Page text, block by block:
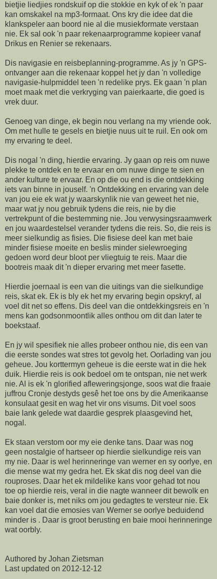
bietjie liedjies rondskuif op die stokkie en kyk of ek 'n paar
kan omskakel na mp3-formaat. Ons kry die idee dat die
klankspeler aan boord nie al die musiekformate verstaan
nie. Ek sal ook 'n paar rekenaarprogramme kopieer vanaf
Drikus en Renier se rekenaars.
Dis navigasie en reisbeplanning-programme. As jy 'n GPS-
ontvanger aan die rekenaar koppel het jy dan 'n volledige
navigasie-hulpmiddel teen 'n redelike prys. Ek gaan 'n plan
moet maak met die verkryging van paierkaarte, die goed is
vrek duur.
Genoeg van dinge, ek begin nou verlang na my vriende ook.
Om met hulle te gesels en bietjie nuus uit te ruil. En ook om
my ervaring te deel.
Dis nogal 'n ding, hierdie ervaring. Jy gaan op reis om nuwe
plekke te ontdek en te ervaar en om nuwe dinge te sien en
ander kulture te ervaar. En op die ou end is die ontdekking
iets van binne in jouself. 'n Ontdekking en ervaring van dele
van jou eie ek wat jy waarskynlik nie van geweet het nie,
maar wat jy nou gebruik tydens die reis, nie by die
vertrekpunt of die bestemming nie. Jou verwysingsraamwerk
en jou waardestelsel verander tydens die reis. So, die reis is
meer sielkundig as fisies. Die fisiese deel kan met baie
minder fisiese moeite en beslis minder sielewroeging
gedoen word deur bloot per vliegtuig te reis. Maar die
bootreis maak dit 'n dieper ervaring met meer fasette.
Hierdie joernaal is een van die uitings van die sielkundige
reis, skat ek. Ek is bly ek het my ervaring begin opskryf, al
voel dit net so effens. Dis deel van die ontdekkingsreis en 'n
mens kan godsonmoontlik alles onthou om dit dan later te
boekstaaf.
En jy wil spesifiek nie alles probeer onthou nie, dis een van
die eerste sondes wat stres tot gevolg het. Oorlading van jou
geheue. Jou korttermyn geheue is die eerste wat in die hek
duik. Hierdie reis is ook bedoel om te ontspan, nie net werk
nie. Al is ek 'n glorified afleweringsjonge, soos wat die fraaie
juffrou Cronje destyds gesê het toe ons by die Amerikaanse
konsulaat gesit en wag het vir ons visums. Dit voel soos
baie lank gelede wat daardie gesprek plaasgevind het,
nogal.
Ek staan verstom oor my eie denke tans. Daar was nog
geen nostalgie of hartseer op hierdie sielkundige reis van
my nie. Daar is wel herinneringe van werner en sy oorlye, en
die mense wat my gedra het. Ek skat dis nog deel van die
rouproses. Daar het ek mildelike kans voor gehad tot nou
toe op hierdie reis, veral in die nagte wanneer dit bewolk en
baie donker is, met niks om jou gedagtes te versteur nie. Ek
kan voel dat die emosies van Werner se oorlye beduidend
minder is . Daar is groot berusting en baie mooi herinneringe
wat oorbly.
Authored by Johan Zietsman
Last updated on 2012-12-12